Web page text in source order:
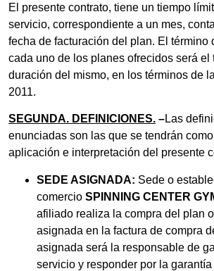
El presente contrato, tiene un tiempo
servicio, correspondiente a un mes,
fecha de facturación del plan. El término
cada uno de los planes ofrecidos será el
duración del mismo, en los términos de
2011.
SEGUNDA. DEFINICIONES. –Las
enunciadas son las que se tendrán
aplicación e interpretación del presente
SEDE ASIGNADA: Sede o
comercio SPINNING CENTER
afiliado realiza la compra del plan
asignada en la factura de compra
asignada será la responsable de
servicio y responder por la